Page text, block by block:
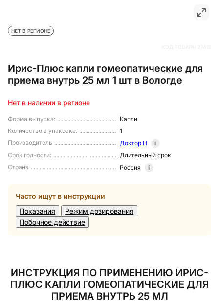
Ирис-Плюс капли гомеопатические для
приема внутрь 25 мл 1 шт в Вологде
НЕТ В РЕГИОНЕ
Форма выпуска:
Капли
Количество в упаковке:
1
Производитель
Доктор Н
i
Срок годности:
Длительный срок
Страна
Россия i
Часто ищут в инструкции
Показания
Режим дозирования
Побочное действие
Нет в наличии в регионе
ИНСТРУКЦИЯ ПО ПРИМЕНЕНИЮ ИРИС-
ПЛЮС КАПЛИ ГОМЕОПАТИЧЕСКИЕ ДЛЯ
ПРИЕМА ВНУТРЬ 25 МЛ